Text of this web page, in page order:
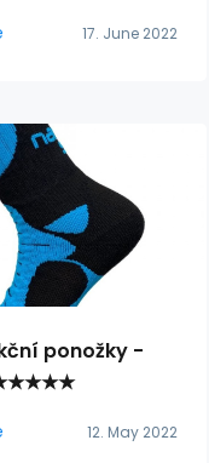
17. June 2022
ponožky -
12. May 2022